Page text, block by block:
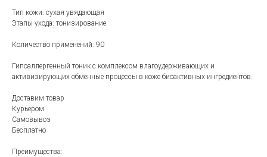
Тип кожи: сухая увядающая
Этапы ухода: тонизирование
Количество применений: 90
Гипоаллергенный тоник с комплексом влагоудерживающих и
активизирующих обменные процессы в коже биоактивных ингредиентов.
Доставим товар
Курьером
Самовывоз
Бесплатно
Преимущества: